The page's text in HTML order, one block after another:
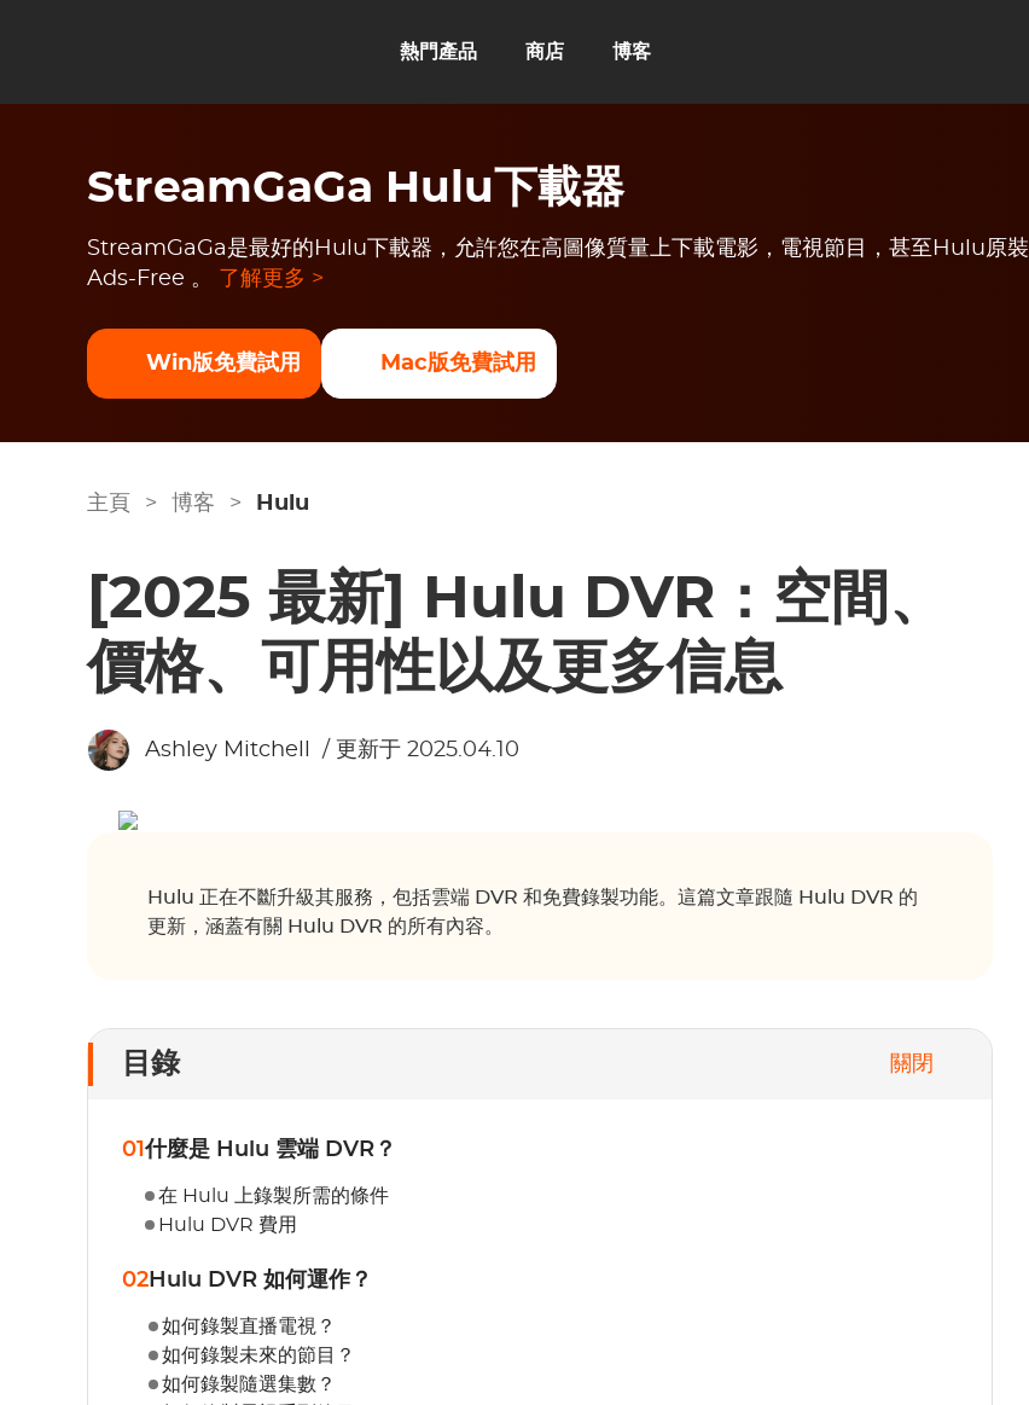
熱門產品 商店 博客
StreamGaGa Hulu下載器
StreamGaGa是最好的Hulu下載器，允許您在高圖像質量上下載電影，電視節目，甚至Hulu原裝
Ads-Free 。
了解更多 >
Win版免費試用 Mac版免費試用
主頁 > 博客 > Hulu
[2025 最新] Hulu DVR：空間、
價格、可用性以及更多信息
Ashley Mitchell / 更新于 2025.04.10
Hulu 正在不斷升級其服務，包括雲端 DVR 和免費錄製功能。這篇文章跟隨 Hulu DVR 的
更新，涵蓋有關 Hulu DVR 的所有內容。
目錄 關閉
01什麼是 Hulu 雲端 DVR？
在 Hulu 上錄製所需的條件
Hulu DVR 費用
02 Hulu DVR 如何運作？
如何錄製直播電視？
如何錄製未來的節目？
如何錄製隨選集數？